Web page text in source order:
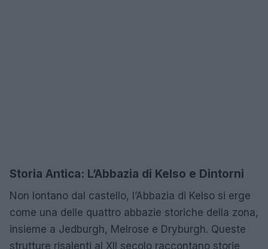
Storia Antica: L’Abbazia di Kelso e Dintorni
Non lontano dal castello, l’Abbazia di Kelso si erge
come una delle quattro abbazie storiche della zona,
insieme a Jedburgh, Melrose e Dryburgh. Queste
strutture risalenti al XII secolo raccontano storie